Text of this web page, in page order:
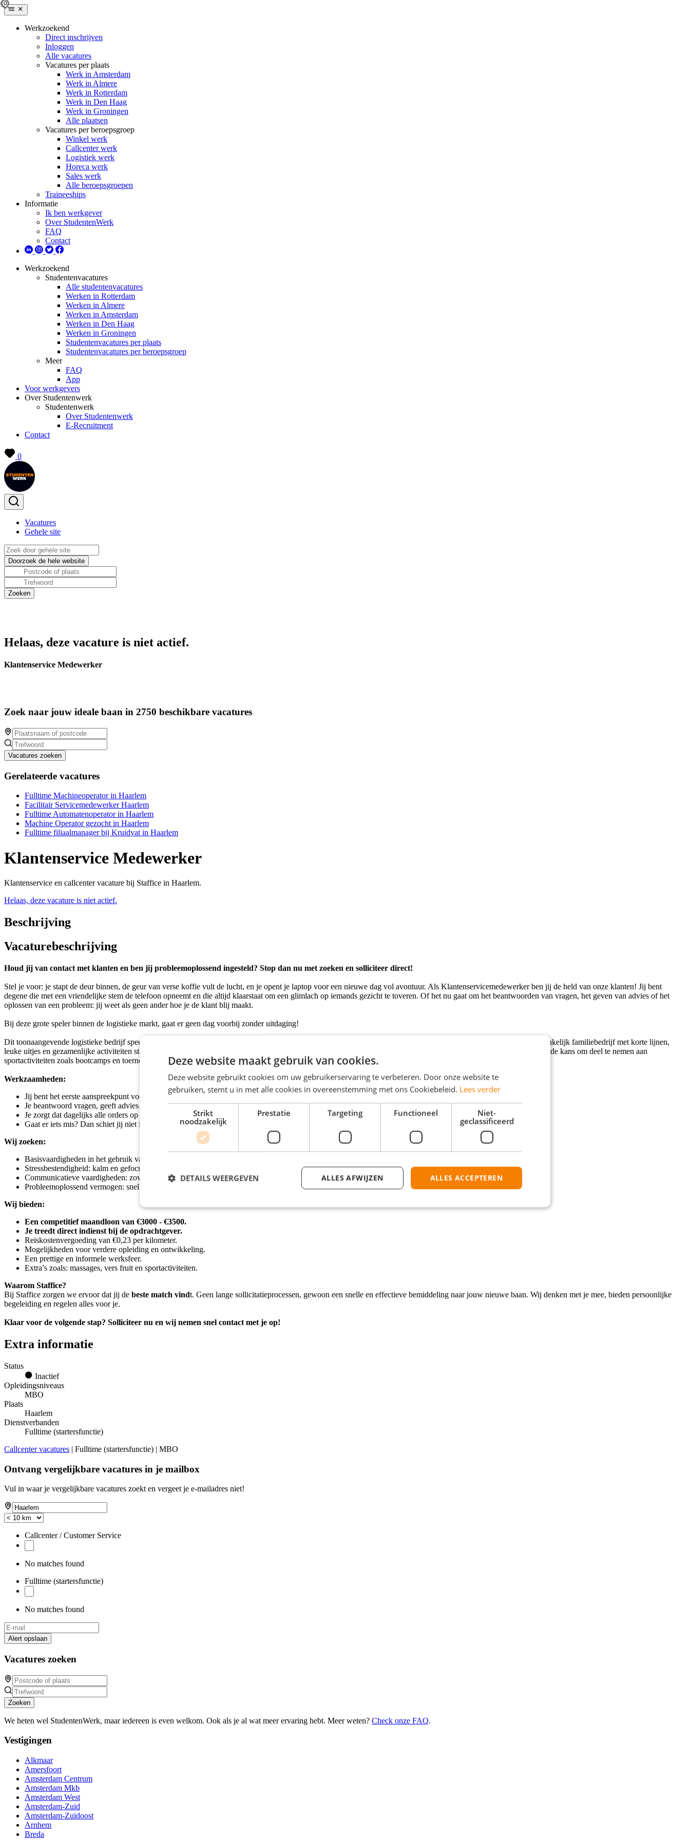
Werkzoekend
Direct inschrijven
Inloggen
Alle vacatures
Vacatures per plaats
Werk in Amsterdam
Werk in Almere
Werk in Rotterdam
Werk in Den Haag
Werk in Groningen
Alle plaatsen
Vacatures per beroepsgroep
Winkel werk
Callcenter werk
Logistiek werk
Horeca werk
Sales werk
Alle beroepsgroepen
Traineeships
Informatie
Ik ben werkgever
Over StudentenWerk
FAQ
Contact
Werkzoekend
Studentenvacatures
Alle studentenvacatures
Werken in Rotterdam
Werken in Almere
Werken in Amsterdam
Werken in Den Haag
Werken in Groningen
Studentenvacatures per plaats
Studentenvacatures per beroepsgroep
Meer
FAQ
App
Voor werkgevers
Over Studentenwerk
Studentenwerk
Over Studentenwerk
E-Recruitment
Contact
0
Vacatures
Gehele site
Helaas, deze vacature is niet actief.
Klantenservice Medewerker
Zoek naar jouw ideale baan in 2750 beschikbare vacatures
Vacatures zoeken
Gerelateerde vacatures
Fulltime Machineoperator in Haarlem
Facilitair Servicemedewerker Haarlem
Fulltime Automatenoperator in Haarlem
Machine Operator gezocht in Haarlem
Fulltime filiaalmanager bij Kruidvat in Haarlem
Klantenservice Medewerker
Klantenservice en callcenter vacature bij Staffice in Haarlem.
Helaas, deze vacature is niet actief.
Beschrijving
Vacaturebeschrijving
Houd jij van contact met klanten en ben jij probleemoplossend ingesteld? Stop dan nu met zoeken en solliciteer direct!
Stel je voor: je stapt de deur binnen, de geur van verse koffie vult de lucht, en je opent je laptop voor een nieuwe dag vol avontuur. Als Klantenservicemedewerker ben jij de held van onze klanten! Jij bent
degene die met een vriendelijke stem de telefoon opneemt en die altijd klaarstaat om een glimlach op iemands gezicht te toveren. Of het nu gaat om het beantwoorden van vragen, het geven van advies of het
oplossen van een probleem: jij weet als geen ander hoe je de klant blij maakt.
Bij deze grote speler binnen de logistieke markt, gaat er geen dag voorbij zonder uitdaging!
Dit toonaangevende logistieke bedrijf specialiseert zich in slimme transportoplossingen, waarbij goederen snel, veilig en efficiënt hun bestemming bereiken. Bij dit toegankelijk familiebedrijf met korte lijnen,
leuke uitjes en gezamenlijke activiteiten staat gezondheid erg hoog in het vaandel. Zo kan je elke maand genieten van massages, staat er vers fruit voor je klaar, en heb je de kans om deel te nemen aan
sportactiviteiten zoals bootcamps en toernooien.
Werkzaamheden:
Jij bent het eerste aanspreekpunt voor klanten, zowel intern als extern.
Je beantwoord vragen, geeft advies en denkt mee met de klant.
Je zorgt dat dagelijks alle orders op de juiste wijze in de systemen worden gezet.
Gaat er iets mis? Dan schiet jij niet in de stress, maar los je het probleem op.
Wij zoeken:
Basisvaardigheden in het gebruik van computers en klantenservicesoftware.
Stressbestendigheid: kalm en gefocust blijven onder druk of in uitdagende situaties.
Communicatieve vaardigheden: zowel mondeling als schriftelijk sterk kunnen communiceren in de Nederlandse en Engelse taal.
Probleemoplossend vermogen: snel en effectief oplossingen vinden voor klantvragen en problemen.
Wij bieden:
Een competitief maandloon van €3000 - €3500.
Je treedt direct indienst bij de opdrachtgever.
Reiskostenvergoeding van €0,23 per kilometer.
Mogelijkheden voor verdere opleiding en ontwikkeling.
Een prettige en informele werksfeer.
Extra’s zoals: massages, vers fruit en sportactiviteiten.
Waarom Staffice?
Bij Staffice zorgen we ervoor dat jij de beste match vindt. Geen lange sollicitatieprocessen, gewoon een snelle en effectieve bemiddeling naar jouw nieuwe baan. Wij denken met je mee, bieden persoonlijke
begeleiding en regelen alles voor je.
Klaar voor de volgende stap? Solliciteer nu en wij nemen snel contact met je op!
Extra informatie
Status
Inactief
Opleidingsniveaus
MBO
Plaats
Haarlem
Dienstverbanden
Fulltime (startersfunctie)
Callcenter vacatures | Fulltime (startersfunctie) | MBO
Ontvang vergelijkbare vacatures in je mailbox
Vul in waar je vergelijkbare vacatures zoekt en vergeet je e-mailadres niet!
Callcenter / Customer Service
No matches found
Fulltime (startersfunctie)
No matches found
Alert opslaan
Vacatures zoeken
Zoeken
We heten wel StudentenWerk, maar iedereen is even welkom. Ook als je al wat meer ervaring hebt. Meer weten? Check onze FAQ.
Vestigingen
Alkmaar
Amersfoort
Amsterdam Centrum
Amsterdam Mkb
Amsterdam West
Amsterdam-Zuid
Amsterdam-Zuidoost
Arnhem
Breda
Deze website maakt gebruik van cookies.
Deze website gebruikt cookies om uw gebruikerservaring te verbeteren. Door onze website te
gebruiken, stemt u in met alle cookies in overeenstemming met ons Cookiebeleid. Lees verder
Strikt
noodzakelijk
Prestatie Targeting Functioneel
Niet-
geclassificeerd
ALLES ACCEPTEREN
ALLES AFWIJZEN
DETAILS WEERGEVEN